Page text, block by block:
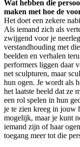
Wat hebben die
maken met hoe de
Het doet een zekere
Als iemand zich als
zwijgend voor je
verstandhouding met
beelden en verhalen
performers liggen daar
net sculpturen, maar
hun ogen. Je wordt als
het laatste beeld dat ze
een rol spelen in hun
je te zien kreeg in jouw
mogelijk, maar je kunt
iemand zijn of haar
toegang meer tot die